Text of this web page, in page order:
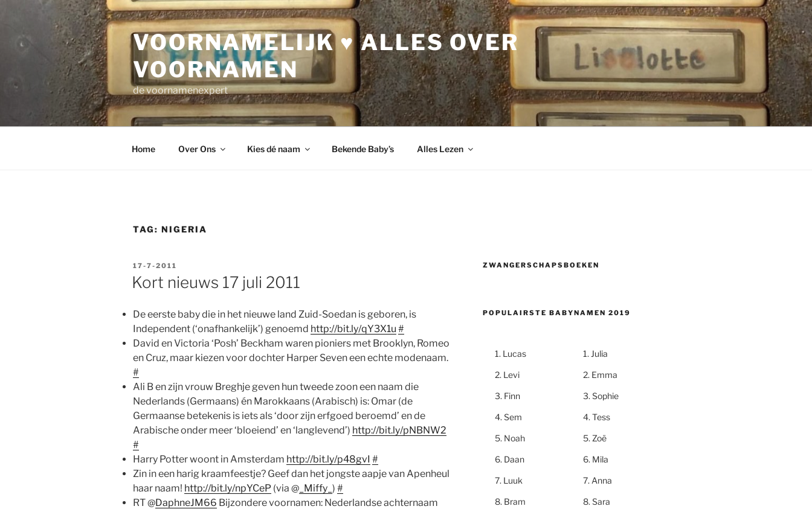
inhoud
VOORNAMELIJK ♥ ALLES OVER
VOORNAMEN
de voornamenexpert
Home Over Ons Kies dé naam Bekende Baby’s Alles Lezen
TAG: NIGERIA
GEPLAATST
OP
17-7-2011
Kort nieuws 17 juli 2011
De eerste baby die in het nieuwe land Zuid-Soedan is geboren, is
Independent (‘onafhankelijk’) genoemd http://bit.ly/qY3X1u #
David en Victoria ‘Posh’ Beckham waren pioniers met Brooklyn, Romeo
en Cruz, maar kiezen voor dochter Harper Seven een echte modenaam.
#
Ali B en zijn vrouw Breghje geven hun tweede zoon een naam die
Nederlands (Germaans) én Marokkaans (Arabisch) is: Omar (de
Germaanse betekenis is iets als ‘door zijn erfgoed beroemd’ en de
Arabische onder meer ‘bloeiend’ en ‘langlevend’) http://bit.ly/pNBNW2
#
Harry Potter woont in Amsterdam http://bit.ly/p48gvI #
Zin in een harig kraamfeestje? Geef dan het jongste aapje van Apenheul
haar naam! http://bit.ly/npYCeP (via @ _Miffy_ ) #
RT @DaphneJM66 Bijzondere voornamen: Nederlandse achternaam
ZWANGERSCHAPSBOEKEN
POPULAIRSTE BABYNAMEN 2019
Lucas
Levi
Finn
Sem
Noah
Daan
Luuk
Bram
Julia
Emma
Sophie
Tess
Zoë
Mila
Anna
Sara